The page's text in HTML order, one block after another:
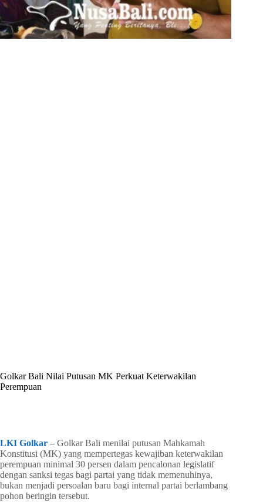
Golkar Bali Nilai Putusan MK Perkuat Keterwakilan
Perempuan
LKI Golkar – Golkar Bali menilai putusan Mahkamah
Konstitusi (MK) yang mempertegas kewajiban keterwakilan
perempuan minimal 30 persen dalam pencalonan legislatif
dengan sanksi tegas bagi partai yang tidak memenuhinya,
bukan menjadi persoalan baru bagi internal partai berlambang
pohon beringin tersebut.